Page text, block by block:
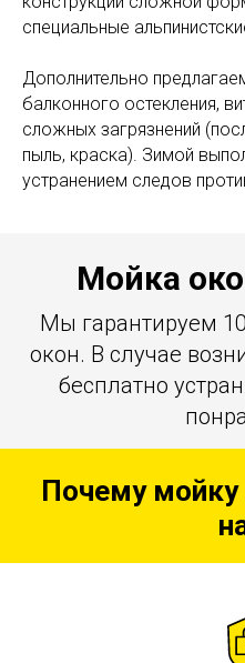
специальные
Дополнительно
балконного остекления,
сложных загрязнений
пыль, краска). Зимой
устранением следов
Мойка
Мы гарантируем
окон. В случае
бесплатно
Почему